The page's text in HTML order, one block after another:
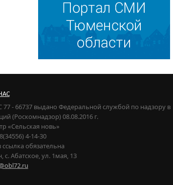
- 66737 выдано Федеральной службой по надзору в
(Роскомнадзор) 08.08.2016 г.
«Сельская новь»
4-14-30
обязательна
Абатское, ул. 1мая, 13